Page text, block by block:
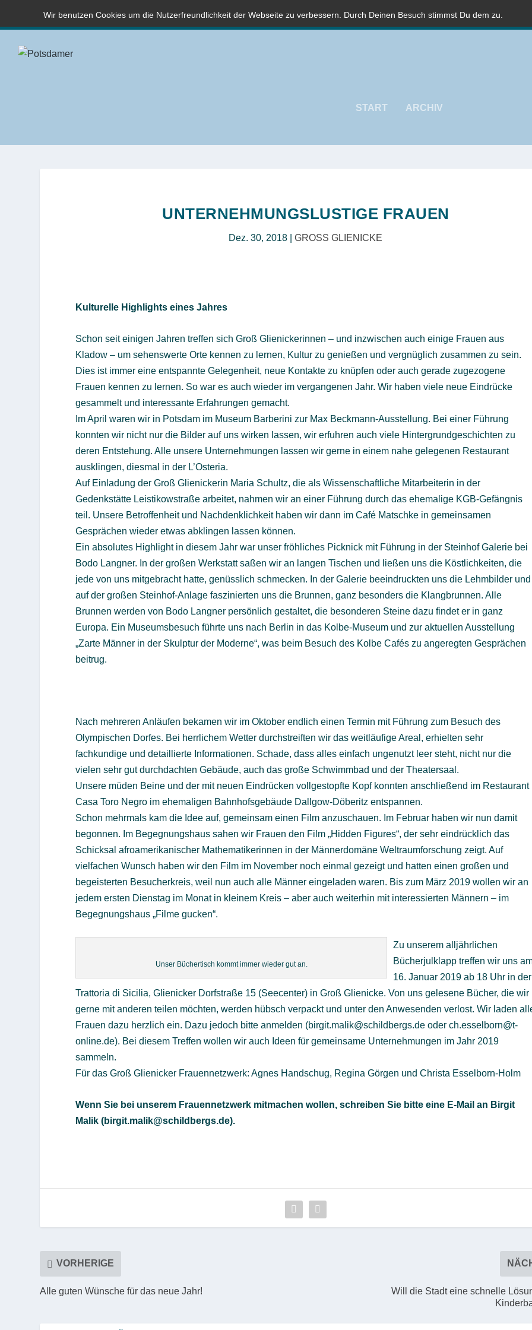
Wir benutzen Cookies um die Nutzerfreundlichkeit der Webseite zu verbessern. Durch Deinen Besuch stimmst Du dem zu.
START ARCHIV
UNTERNEHMUNGSLUSTIGE FRAUEN
Dez. 30, 2018 |GROSS GLIENICKE
Kulturelle Highlights eines Jahres
Schon seit einigen Jahren treffen sich Groß Glienickerinnen – und inzwischen auch einige Frauen aus
Kladow – um sehenswerte Orte kennen zu lernen, Kultur zu genießen und vergnüglich zusammen zu sein.
Dies ist immer eine entspannte Gelegenheit, neue Kontakte zu knüpfen oder auch gerade zugezogene
Frauen kennen zu lernen. So war es auch wieder im vergangenen Jahr. Wir haben viele neue Eindrücke
gesammelt und interessante Erfahrungen gemacht.
Im April waren wir in Potsdam im Museum Barberini zur Max Beckmann-Ausstellung. Bei einer Führung
konnten wir nicht nur die Bilder auf uns wirken lassen, wir erfuhren auch viele Hintergrundgeschichten zu
deren Entstehung. Alle unsere Unternehmungen lassen wir gerne in einem nahe gelegenen Restaurant
ausklingen, diesmal in der L’Osteria.
Auf Einladung der Groß Glienickerin Maria Schultz, die als Wissenschaftliche Mitarbeiterin in der
Gedenkstätte Leistikowstraße arbeitet, nahmen wir an einer Führung durch das ehemalige KGB-Gefängnis
teil. Unsere Betroffenheit und Nachdenklichkeit haben wir dann im Café Matschke in gemeinsamen
Gesprächen wieder etwas abklingen lassen können.
Ein absolutes Highlight in diesem Jahr war unser fröhliches Picknick mit Führung in der Steinhof Galerie bei
Bodo Langner. In der großen Werkstatt saßen wir an langen Tischen und ließen uns die Köstlichkeiten, die
jede von uns mitgebracht hatte, genüsslich schmecken. In der Galerie beeindruckten uns die Lehmbilder und
auf der großen Steinhof-Anlage faszinierten uns die Brunnen, ganz besonders die Klangbrunnen. Alle
Brunnen werden von Bodo Langner persönlich gestaltet, die besonderen Steine dazu findet er in ganz
Europa. Ein Museumsbesuch führte uns nach Berlin in das Kolbe-Museum und zur aktuellen Ausstellung
„Zarte Männer in der Skulptur der Moderne“, was beim Besuch des Kolbe Cafés zu angeregten Gesprächen
beitrug.
Nach mehreren Anläufen bekamen wir im Oktober endlich einen Termin mit Führung zum Besuch des
Olympischen Dorfes. Bei herrlichem Wetter durchstreiften wir das weitläufige Areal, erhielten sehr
fachkundige und detaillierte Informationen. Schade, dass alles einfach ungenutzt leer steht, nicht nur die
vielen sehr gut durchdachten Gebäude, auch das große Schwimmbad und der Theatersaal.
Unsere müden Beine und der mit neuen Eindrücken vollgestopfte Kopf konnten anschließend im Restaurant
Casa Toro Negro im ehemaligen Bahnhofsgebäude Dallgow-Döberitz entspannen.
Schon mehrmals kam die Idee auf, gemeinsam einen Film anzuschauen. Im Februar haben wir nun damit
begonnen. Im Begegnungshaus sahen wir Frauen den Film „Hidden Figures“, der sehr eindrücklich das
Schicksal afroamerikanischer Mathematikerinnen in der Männerdomäne Weltraumforschung zeigt. Auf
vielfachen Wunsch haben wir den Film im November noch einmal gezeigt und hatten einen großen und
begeisterten Besucherkreis, weil nun auch alle Männer eingeladen waren. Bis zum März 2019 wollen wir an
jedem ersten Dienstag im Monat in kleinem Kreis – aber auch weiterhin mit interessierten Männern – im
Begegnungshaus „Filme gucken“.
Unser Büchertisch kommt immer wieder gut an.
Zu unserem alljährlichen
Bücherjulklapp treffen wir uns
16. Januar 2019 ab 18 Uhr in der
Trattoria di Sicilia, Glienicker Dorfstraße 15 (Seecenter) in Groß Glienicke. Von uns gelesene Bücher, die wir
gerne mit anderen teilen möchten, werden hübsch verpackt und unter den Anwesenden verlost. Wir laden
Frauen dazu herzlich ein. Dazu jedoch bitte anmelden (birgit.malik@schildbergs.de oder ch.esselborn@t-
online.de). Bei diesem Treffen wollen wir auch Ideen für gemeinsame Unternehmungen im Jahr 2019
sammeln.
Für das Groß Glienicker Frauennetzwerk: Agnes Handschug, Regina Görgen und Christa Esselborn-Holm
Wenn Sie bei unserem Frauennetzwerk mitmachen wollen, schreiben Sie bitte eine E-Mail an Birgit
Malik (birgit.malik@schildbergs.de).
VORHERIGE
Alle guten Wünsche für das neue Jahr!
Will die Stadt eine schnelle